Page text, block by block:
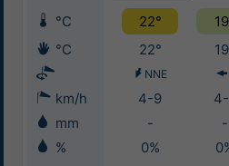
°C 22°
°C
22°
NNE
km/h 4-9
mm
- -
%
0%